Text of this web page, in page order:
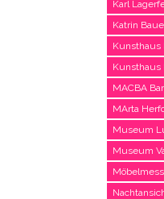
Karl
Katrin
Kunsthaus
Kunsthaus
MACBA
MArta
Museum
Museum